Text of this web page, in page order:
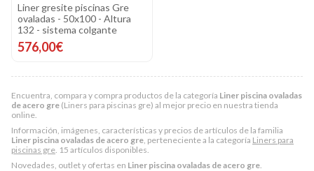
Encuentra, compara y compra productos de la categoría Liner piscina ovaladas
de acero gre (Liners para piscinas gre) al mejor precio en nuestra tienda
online.
Información, imágenes, características y precios de artículos de la familia
Liner piscina ovaladas de acero gre , perteneciente a la categoría Liners para
piscinas gre . 15 artículos disponibles.
Novedades, outlet y ofertas en Liner piscina ovaladas de acero gre
Liner gresite piscinas Gre
ovaladas - 50x100 - Altura
132 - sistema colgante
576,00€